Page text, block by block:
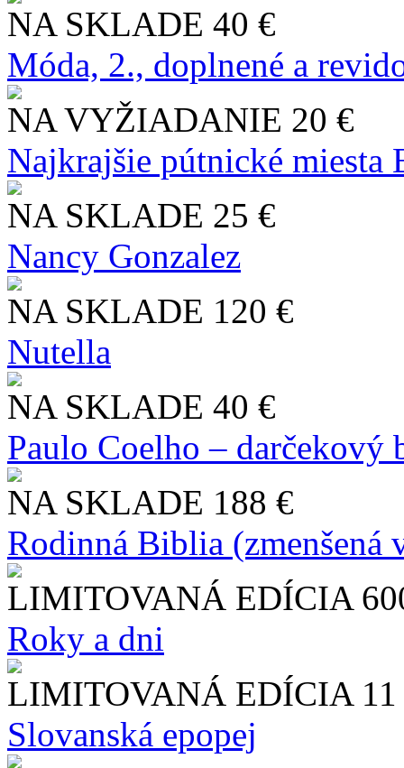
NA SKLADE 40 €
Móda, 2., doplnené a
NA VYŽIADANIE 20 €
Najkrajšie pútnické miesta
NA SKLADE 25 €
Nancy Gonzalez
NA SKLADE 120 €
Nutella
NA SKLADE 40 €
Paulo Coelho – darčekový
NA SKLADE 188 €
Rodinná Biblia (zmenšená
LIMITOVANÁ EDÍCIA
Roky a dni
LIMITOVANÁ EDÍCIA
Slo​vanská epopej